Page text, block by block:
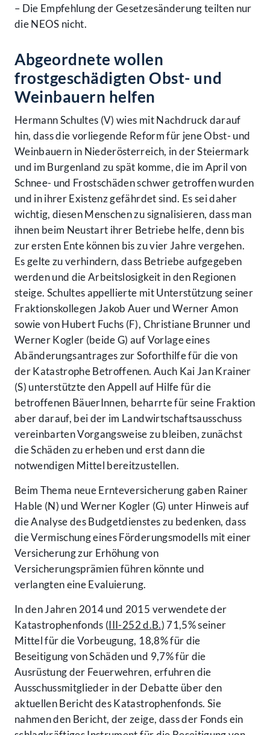
– Die Empfehlung der Gesetzesänderung teilten nur
die NEOS nicht.
Abgeordnete wollen
frostgeschädigten Obst- und
Weinbauern helfen
Hermann Schultes (V) wies mit Nachdruck darauf
hin, dass die vorliegende Reform für jene Obst- und
Weinbauern in Niederösterreich, in der Steiermark
und im Burgenland zu spät komme, die im April von
Schnee- und Frostschäden schwer getroffen wurden
und in ihrer Existenz gefährdet sind. Es sei daher
wichtig, diesen Menschen zu signalisieren, dass man
ihnen beim Neustart ihrer Betriebe helfe, denn bis
zur ersten Ente können bis zu vier Jahre vergehen.
Es gelte zu verhindern, dass Betriebe aufgegeben
werden und die Arbeitslosigkeit in den Regionen
steige. Schultes appellierte mit Unterstützung seiner
Fraktionskollegen Jakob Auer und Werner Amon
sowie von Hubert Fuchs (F), Christiane Brunner und
Werner Kogler (beide G) auf Vorlage eines
Abänderungsantrages zur Soforthilfe für die von
der Katastrophe Betroffenen. Auch Kai Jan Krainer
(S) unterstützte den Appell auf Hilfe für die
betroffenen BäuerInnen, beharrte für seine Fraktion
aber darauf, bei der im Landwirtschaftsausschuss
vereinbarten Vorgangsweise zu bleiben, zunächst
die Schäden zu erheben und erst dann die
notwendigen Mittel bereitzustellen.
Beim Thema neue Ernteversicherung gaben Rainer
Hable (N) und Werner Kogler (G) unter Hinweis auf
die Analyse des Budgetdienstes zu bedenken, dass
die Vermischung eines Förderungsmodells mit einer
Versicherung zur Erhöhung von
Versicherungsprämien führen könnte und
verlangten eine Evaluierung.
In den Jahren 2014 und 2015 verwendete der
Katastrophenfonds (III-252 d.B.) 71,5% seiner
Mittel für die Vorbeugung, 18,8% für die
Beseitigung von Schäden und 9,7% für die
Ausrüstung der Feuerwehren, erfuhren die
Ausschussmitglieder in der Debatte über den
aktuellen Bericht des Katastrophenfonds. Sie
nahmen den Bericht, der zeige, dass der Fonds ein